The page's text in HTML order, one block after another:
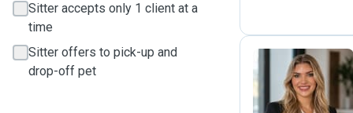
Sitter accepts only 1 client at a
time
Sitter offers to pick-up and
drop-off pet
S